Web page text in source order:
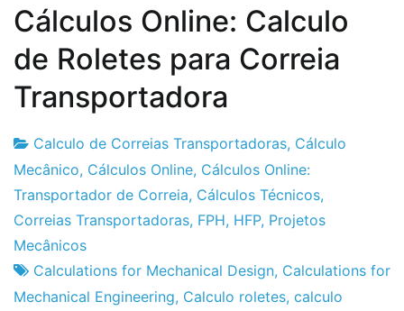
Cálculos Online: Calculo
de Roletes para Correia
Transportadora
Fabrica
do
Projeto
1
de
Abril
de
2012
Calculo de Correias Transportadoras, Cálculo
Mecânico, Cálculos Online, Cálculos Online:
Transportador de Correia, Cálculos Técnicos,
Correias Transportadoras, FPH, HFP, Projetos
Mecânicos
Calculations for Mechanical Design, Calculations for
Mechanical Engineering, Calculo roletes, calculo